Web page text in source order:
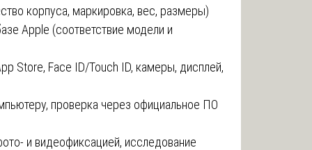
корпуса, маркировка, вес, размеры)
Apple (соответствие модели и
Store, Face ID/Touch ID, камеры, дисплей,
проверка через официальное ПО
и видеофиксацией, исследование